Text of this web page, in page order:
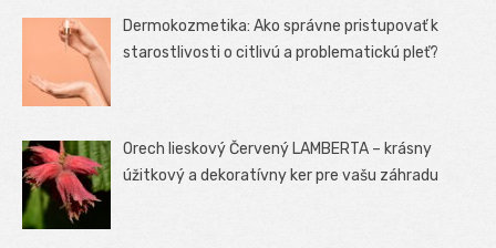
Dermokozmetika: Ako správne pristupovať k
starostlivosti o citlivú a problematickú pleť?
Orech lieskový Červený LAMBERTA – krásny
úžitkový a dekoratívny ker pre vašu záhradu